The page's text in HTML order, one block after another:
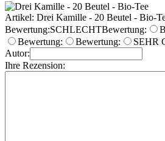
Artikel: Drei Kamille - 20 Beutel - Bio-
Bewertung:SCHLECHTBewertung:
Bewertung:
Bewertung:
SEHR
Autor:
Ihre Rezension: